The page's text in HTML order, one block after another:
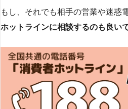
もし、それでも相手の営業や迷惑
ホットラインに相談するのも良い